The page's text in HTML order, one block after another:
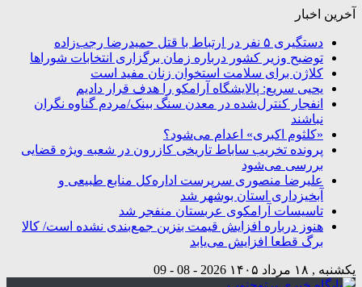
آخرین اخبار
دستگیری ۵ نفر در ارتباط با قتل حمیدرضا رجب‌زاده
توضیح وزیر کشور درباره زمان برگزاری انتخابات شوراها
کلاژن برای سلامت استخوان زنان مفید است
یحیی سریع: پالایشگاه آرامکو را هدف قرار دادیم
انفجار کنترل‌شده در معدن سنگ بینک/مردم گناوه نگران
نباشند
«کلثوم اکبری» اعدام می‌شود؟
پرونده تخریب ساباط تاریخی کازرون در شعبه ویژه قضایی
بررسی می‌شود
علیرضا منصوری سرپرست اداره‌کل منابع طبیعی و
آبخیزداری استان بوشهر شد
تاسیسات آرامکوی عربستان منفجر شد
هنوز درباره افزایش قیمت بنزین جمع‌بندی نشده است/ کالا
برگ قطعا افزایش می‌یابد
یکشنبه , ۱۸ مرداد ۱۴۰۵ 2026 - 08 - 09